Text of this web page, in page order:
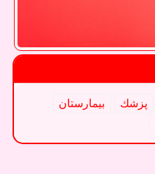
پزشك
بیمارستان